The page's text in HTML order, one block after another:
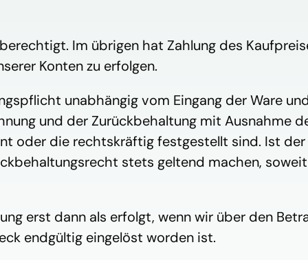
Im übrigen hat Zahlung des
Konten zu erfolgen.
unabhängig vom Eingang der Ware
und der Zurückbehaltung mit Ausnahme
oder die rechtskräftig festgestellt sind. Ist der
stets geltend machen,
erst dann als erfolgt, wenn wir über den
endgültig eingelöst worden ist.